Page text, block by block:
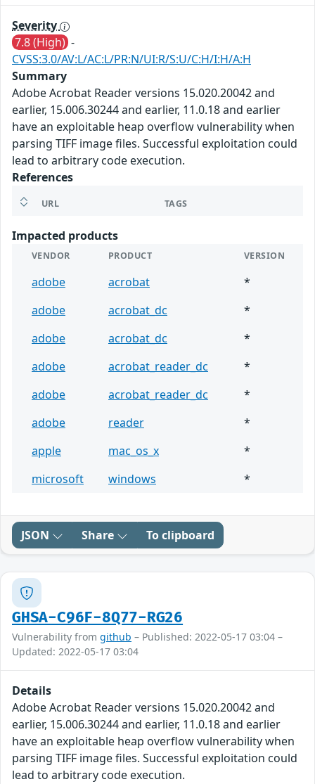
Severity
7.8 (High) -
CVSS:3.0/AV:L/AC:L/PR:N/UI:R/S:U/C:H/I:H/A:H
Summary
Adobe Acrobat Reader versions 15.020.20042 and
earlier, 15.006.30244 and earlier, 11.0.18 and earlier
have an exploitable heap overflow vulnerability when
parsing TIFF image files. Successful exploitation could
lead to arbitrary code execution.
References
URL TAGS
Impacted products
VENDOR PRODUCT VERSION
adobe acrobat
*
adobe
acrobat_dc
*
adobe
acrobat_dc
*
adobe
acrobat_reader_dc
*
adobe
acrobat_reader_dc
*
adobe
reader
*
apple
mac_os_x
*
microsoft
windows *
JSON Share To clipboard
GHSA-C96F-8Q77-RG26
Vulnerability from github – Published: 2022-05-17 03:04 –
Updated: 2022-05-17 03:04
Details
Adobe Acrobat Reader versions 15.020.20042 and
earlier, 15.006.30244 and earlier, 11.0.18 and earlier
have an exploitable heap overflow vulnerability when
parsing TIFF image files. Successful exploitation could
lead to arbitrary code execution.